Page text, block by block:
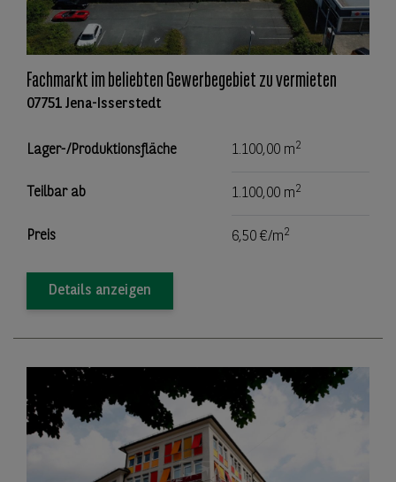
Fachmarkt im beliebten Gewerbegebiet zu vermieten
07751 Jena-Isserstedt
Lager-/Produktionsfläche 1.100,00 m2
Teilbar ab 1.100,00 m2
Preis 6,50 €/m2
Details anzeigen